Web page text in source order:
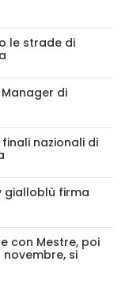
le strade di
Manager di
finali nazionali di
gialloblù firma
con Mestre, poi
novembre, si